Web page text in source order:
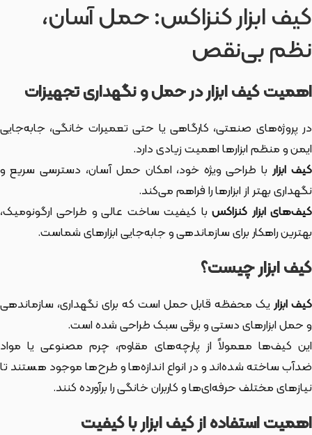
کیف ابزار کنزاکس: حمل آسان،
نظم بی‌نقص
اهمیت کیف ابزار در حمل و نگهداری تجهیزات
در پروژه‌های صنعتی، کارگاهی یا حتی تعمیرات خانگی، جابه‌جایی
ایمن و منظم ابزارها اهمیت زیادی دارد.
کیف ابزاربا طراحی ویژه خود، امکان حمل آسان، دسترسی سریع و
نگهداری بهتر از ابزارها را فراهم می‌کند.
کیف‌های ابزار کنزاکسبا کیفیت ساخت عالی و طراحی ارگونومیک،
بهترین راهکار برای سازماندهی و جابه‌جایی ابزارهای شماست.
کیف ابزار چیست؟
کیف ابزاریک محفظه قابل حمل است که برای نگهداری، سازماندهی
و حمل ابزارهای دستی و برقی سبک طراحی شده است.
این کیف‌ها معمولاً از پارچه‌های مقاوم، چرم مصنوعی یا مواد
ضدآب ساخته شده‌اند و در انواع اندازه‌ها و طرح‌ها موجود هستند تا
نیازهای مختلف حرفه‌ای‌ها و کاربران خانگی را برآورده کنند.
اهمیت استفاده از کیف ابزار با کیفیت